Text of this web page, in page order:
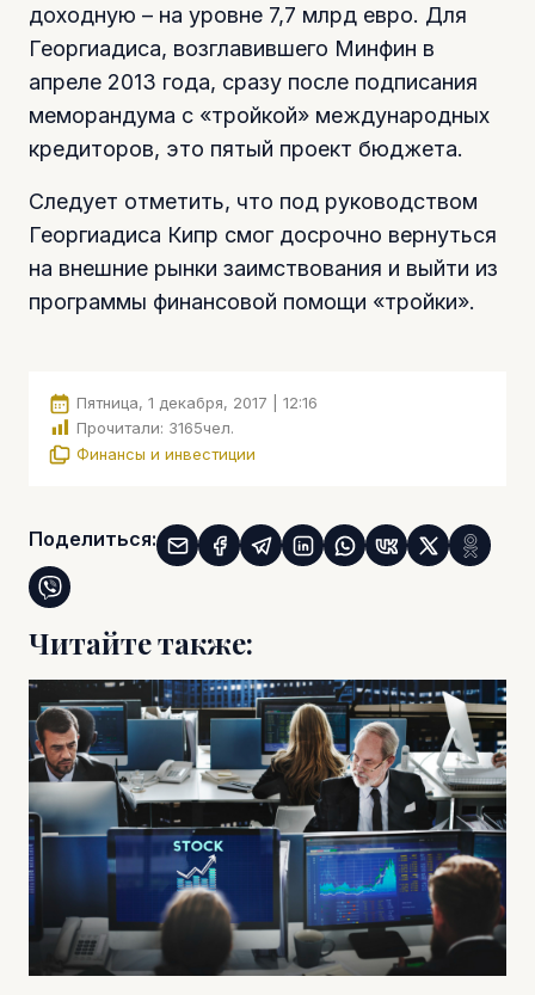
доходную – на уровне 7,7 млрд евро. Для
Георгиадиса, возглавившего Минфин в
апреле 2013 года, сразу после подписания
меморандума с «тройкой» международных
кредиторов, это пятый проект бюджета.
Следует отметить, что под руководством
Георгиадиса Кипр смог досрочно вернуться
на внешние рынки заимствования и выйти из
программы финансовой помощи «тройки».
Пятница, 1 декабря, 2017 | 12:16
Прочитали: 3165чел.
Финансы и инвестиции
Поделиться:
Читайте также: